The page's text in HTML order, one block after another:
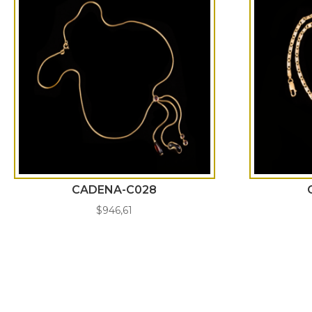
CADENA-C028
$946,61